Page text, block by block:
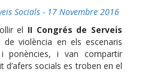
Socials - 17 Novembre 2016
el II Congrés de Serveis
violència en els escenaris
ponències, i van compartir
d’afers socials es troben en el